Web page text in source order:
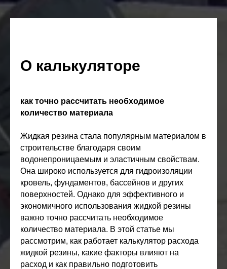
О калькуляторе
как точно рассчитать необходимое
количество материала
Жидкая резина стала популярным материалом в
строительстве благодаря своим
водонепроницаемым и эластичным свойствам.
Она широко используется для гидроизоляции
кровель, фундаментов, бассейнов и других
поверхностей. Однако для эффективного и
экономичного использования жидкой резины
важно точно рассчитать необходимое
количество материала. В этой статье мы
рассмотрим, как работает калькулятор расхода
жидкой резины, какие факторы влияют на
расход и как правильно подготовить